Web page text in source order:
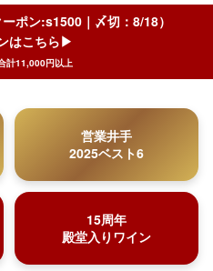
ポン:s1500｜〆切：8/18）
はこちら▶︎
計11,000円以上
営業井手
2025ベスト6
15周年
殿堂入りワイン